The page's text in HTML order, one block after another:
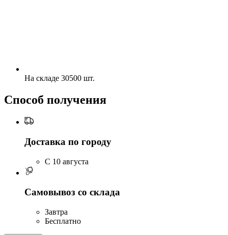
На складе 30500 шт.
Способ получения
Доставка по городу
C 10 августа
Самовывоз со склада
Завтра
Бесплатно